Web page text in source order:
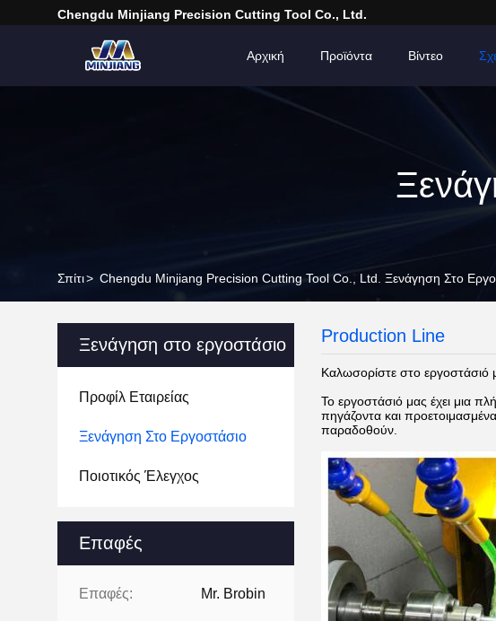
Chengdu Minjiang Precision Cutting Tool Co., Ltd.
Αρχική Προϊόντα Βίντεο
Σπίτι> Chengdu Minjiang Precision Cutting Tool Co., Ltd. Ξενάγηση Στο
Ξενάγηση στο εργοστάσιο
Προφίλ Εταιρείας
Ξενάγηση Στο Εργοστάσιο
Ποιοτικός Έλεγχος
Επαφές
Επαφές: Mr. Brobin
Production Line
Καλωσορίστε στο εργοστάσιό
Το εργοστάσιό μας έχει μια
πηγάζοντα και
παραδοθούν.